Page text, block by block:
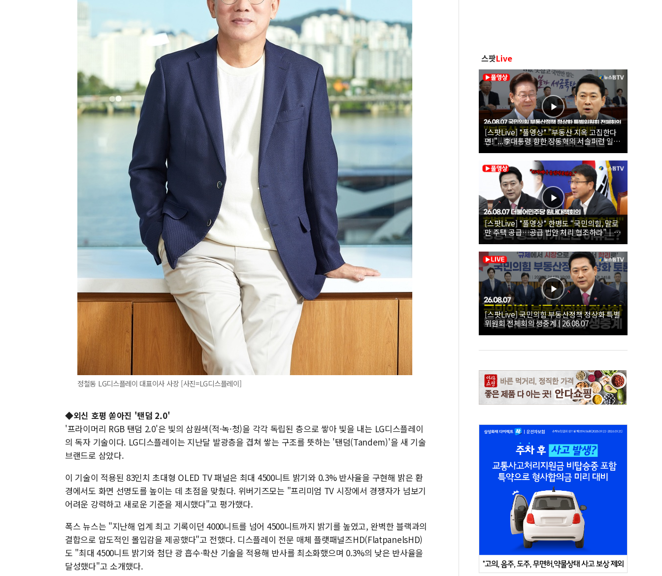
정철동 LG디스플레이 대표이사 사장 [사진=LG디스플레이]
◆외신 호평 쏟아진 '탠덤 2.0'
'프라이머리 RGB 탠덤 2.0'은 빛의 삼원색(적·녹·청)을 각각 독립된 층으로 쌓아 빛을 내는 LG디스플레이
의 독자 기술이다. LG디스플레이는 지난달 발광층을 겹쳐 쌓는 구조를 뜻하는 '탠덤(Tandem)'을 새 기술
브랜드로 삼았다.
이 기술이 적용된 83인치 초대형 OLED TV 패널은 최대 4500니트 밝기와 0.3% 반사율을 구현해 밝은 환
경에서도 화면 선명도를 높이는 데 초점을 맞췄다. 위버기즈모는 "프리미엄 TV 시장에서 경쟁자가 넘보기
어려운 강력하고 새로운 기준을 제시했다"고 평가했다.
폭스 뉴스는 "지난해 업계 최고 기록이던 4000니트를 넘어 4500니트까지 밝기를 높였고, 완벽한 블랙과의
결합으로 압도적인 몰입감을 제공했다"고 전했다. 디스플레이 전문 매체 플랫패널즈HD(FlatpanelsHD)
도 "최대 4500니트 밝기와 첨단 광 흡수·확산 기술을 적용해 반사를 최소화했으며 0.3%의 낮은 반사율을
달성했다"고 소개했다.
스팟Live
[스팟Live] *풀영상* "부동산 지옥 고집한다
면!"...李대통령 향한 장동혁의 서슬퍼런 일갈
| 26.08.07 국민의힘 부동산정책 정상화 특별
위원회 전체회의
[스팟Live] *풀영상* 한병도 “국민의힘, 말로
만 주택 공급…공급 법안 처리 협조하라”｜
26.08.07 더불어민주당 원내대책회의
[스팟Live] 국민의힘 부동산정책 정상화 특별
위원회 전체회의 생중계 | 26.08.07